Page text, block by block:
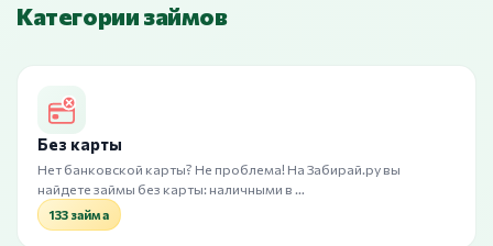
Категории займов
Без карты
Нет банковской карты? Не проблема! На Забирай.ру вы
найдете займы без карты: наличными в …
133 займа